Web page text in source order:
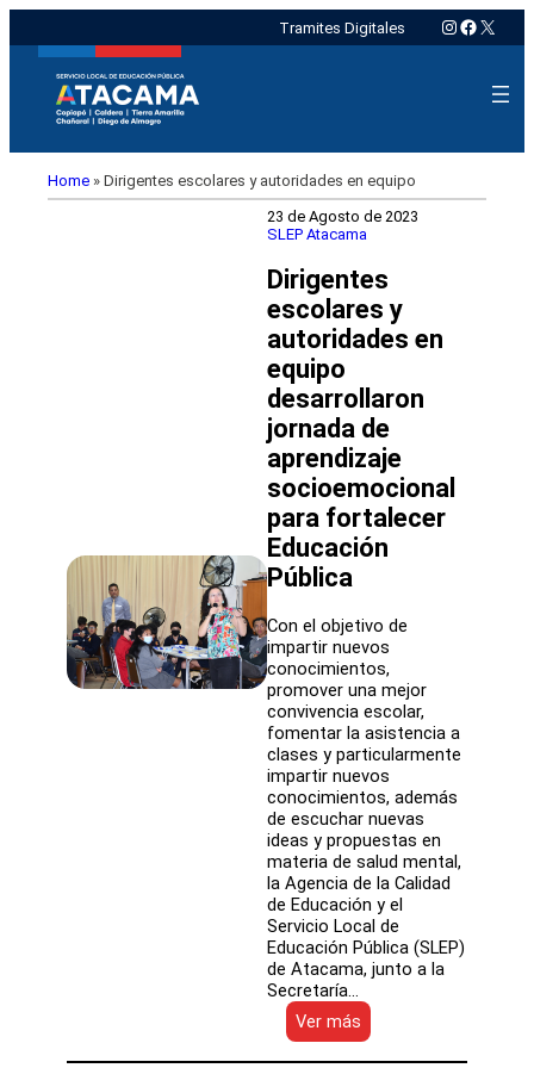
Tramites Digitales Instagram
X
Home » Dirigentes escolares y autoridades en equipo
23 de Agosto de 2023
SLEP Atacama
Dirigentes
escolares y
autoridades en
equipo
desarrollaron
jornada de
aprendizaje
socioemocional
para fortalecer
Educación
Pública
Con el objetivo de
impartir nuevos
conocimientos,
promover una mejor
convivencia escolar,
fomentar la asistencia a
clases y particularmente
impartir nuevos
conocimientos, además
de escuchar nuevas
ideas y propuestas en
materia de salud mental,
la Agencia de la Calidad
de Educación y el
Servicio Local de
Educación Pública (SLEP)
de Atacama, junto a la
Secretaría…
Ver más
Dirigentes
escolares